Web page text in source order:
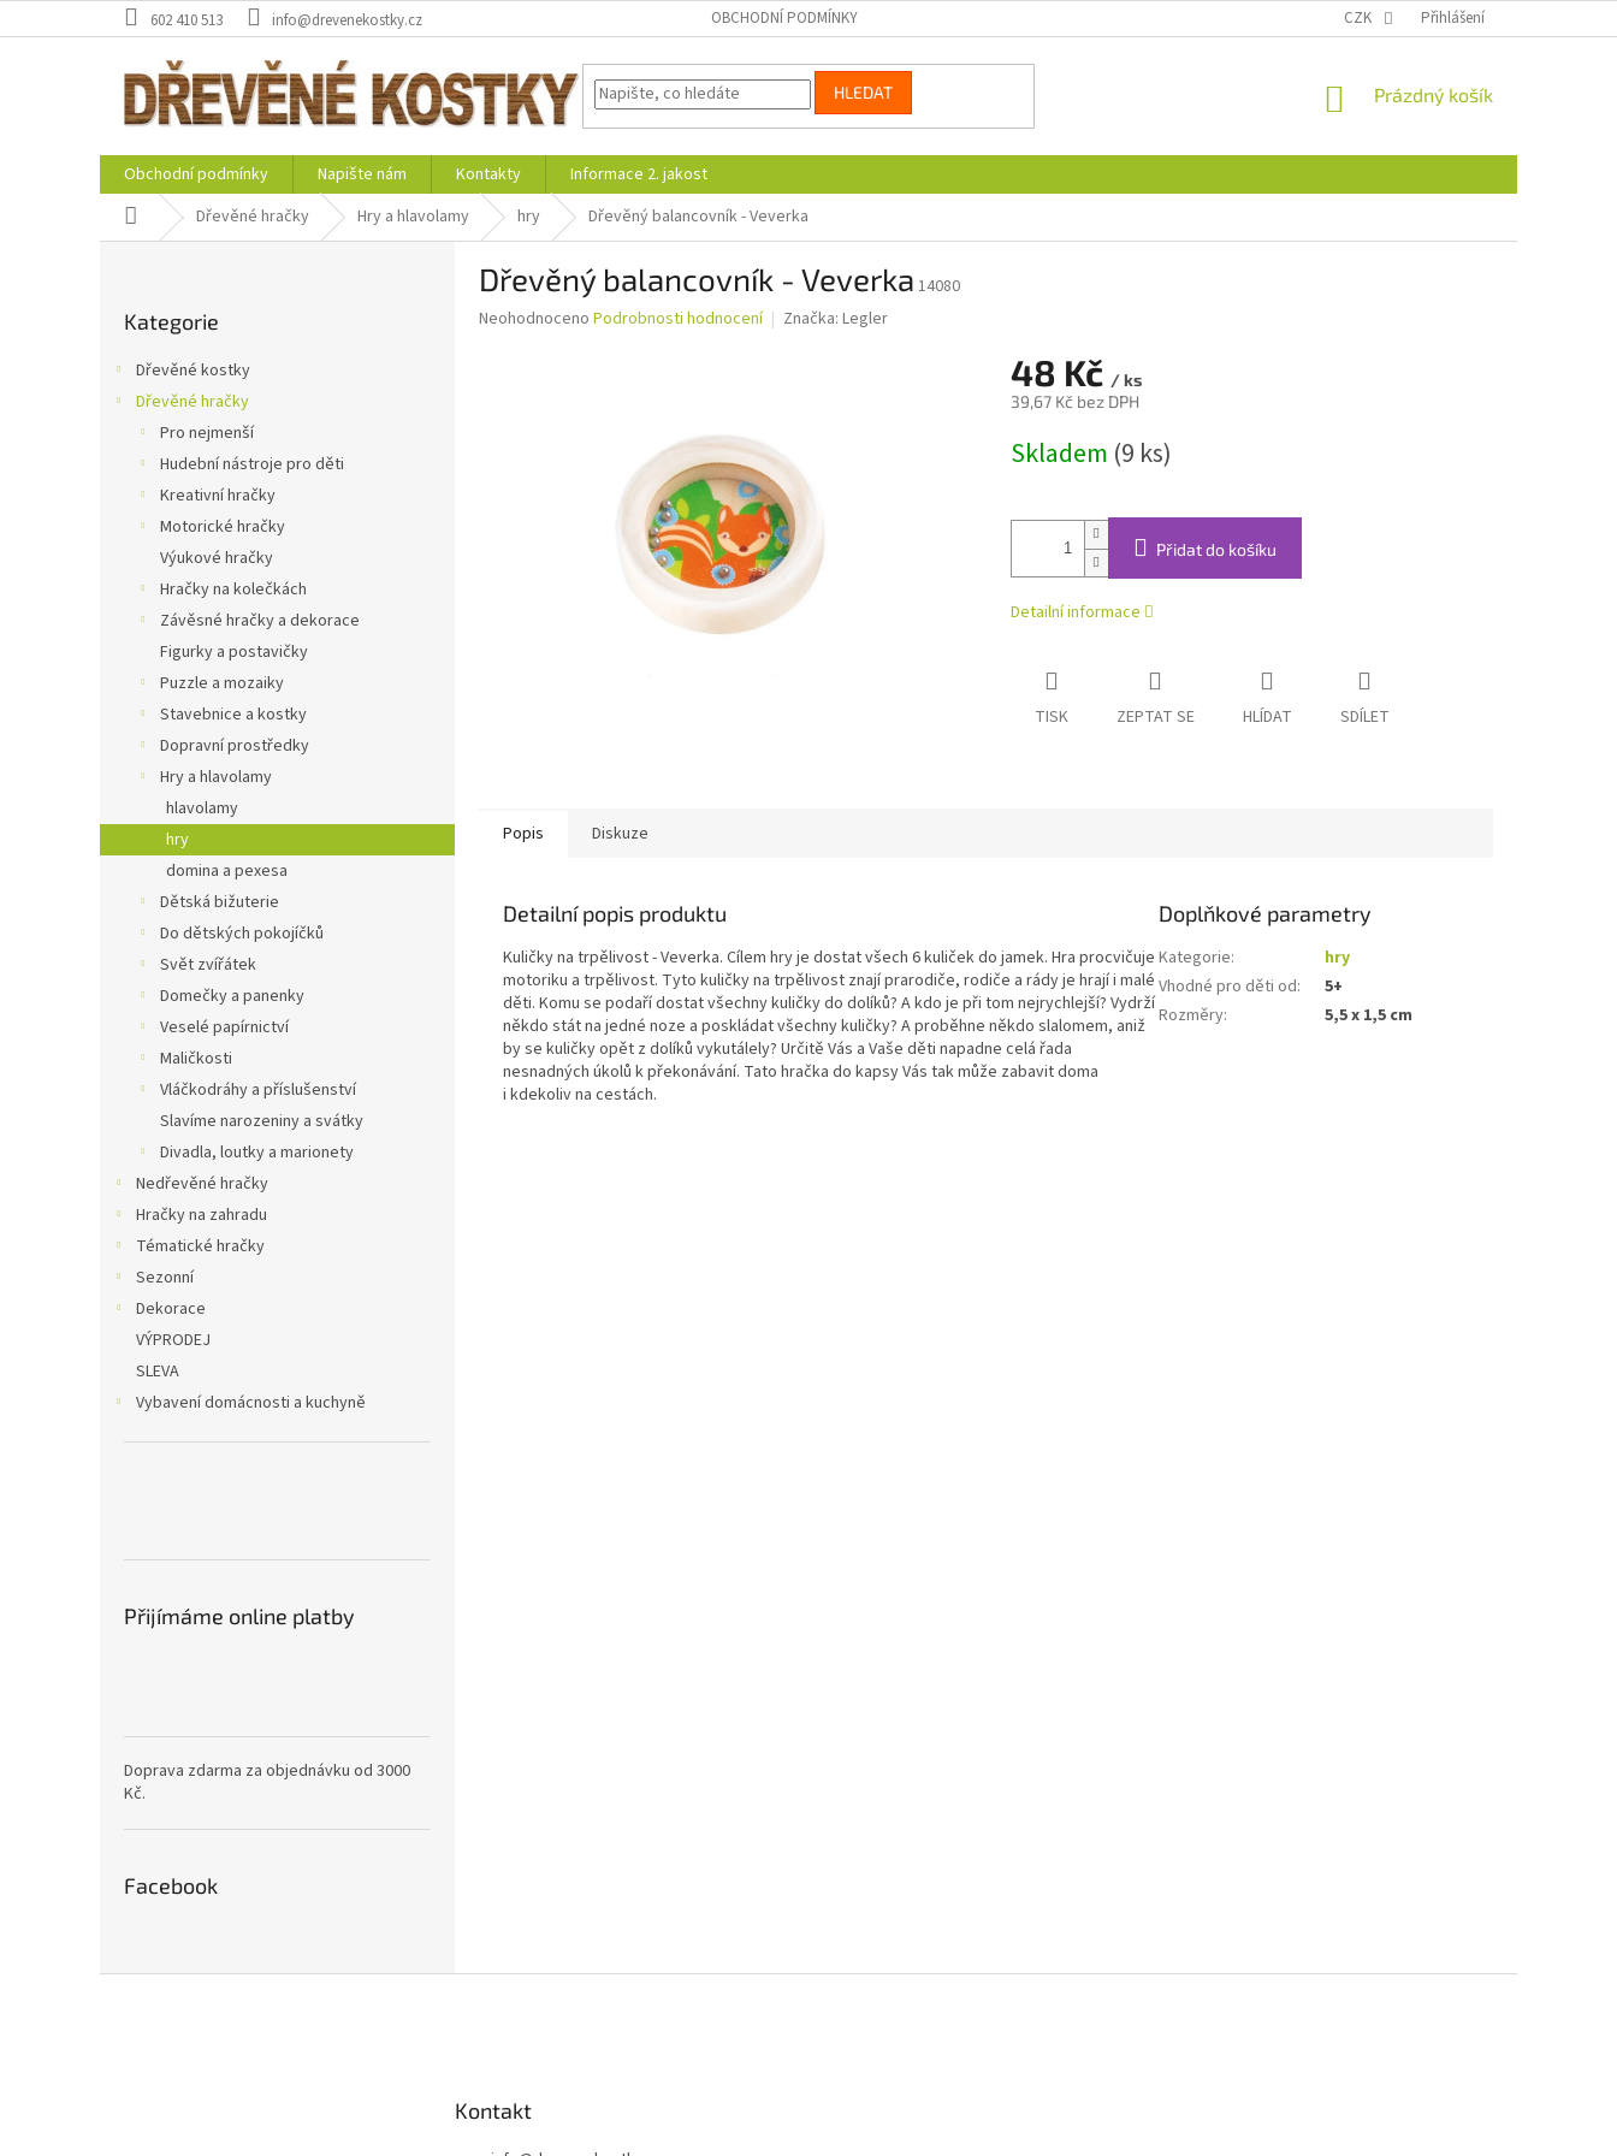
na
602 410 513 info@drevenekostky.cz OBCHODNÍ PODMÍNKY CZK Přihlášení
HLEDAT
NÁKUPNÍ
Prázdný košík
Obchodní podmínky Napište nám Kontakty
Informace 2. jakost
Domů Dřevěné hračky Hry a hlavolamy hry Dřevěný balancovník - Veverka
kategorie
Kategorie
Dřevěné kostky
Dřevěné hračky
Pro nejmenší
Hudební nástroje pro děti
Kreativní hračky
Motorické hračky
Výukové hračky
Hračky na kolečkách
Závěsné hračky a dekorace
Figurky a postavičky
Puzzle a mozaiky
Stavebnice a kostky
Dopravní prostředky
Hry a hlavolamy
hlavolamy
hry
domina a pexesa
Dětská bižuterie
Do dětských pokojíčků
Svět zvířátek
Domečky a panenky
Veselé papírnictví
Maličkosti
Vláčkodráhy a příslušenství
Slavíme narozeniny a svátky
Divadla, loutky a marionety
Nedřevěné hračky
Hračky na zahradu
Tématické hračky
Sezonní
Dekorace
VÝPRODEJ
SLEVA
Vybavení domácnosti a kuchyně
Přijímáme online platby
Doprava zdarma za objednávku od 3000
Kč.
Facebook
Dřevěný balancovník - Veverka 14080
Průměrné
Neohodnoceno Podrobnosti hodnocení Značka: Legler
48 Kč / ks
39,67 Kč bez DPH
cena:
Skladem (9 ks)
Přidat do košíku
Detailní informace
TISK ZEPTAT SE HLÍDAT SDÍLET
Popis Diskuze
Detailní popis produktu
Kuličky na trpělivost - Veverka. Cílem hry je dostat všech 6 kuliček do jamek. Hra procvičuje
motoriku a trpělivost. Tyto kuličky na trpělivost znají prarodiče, rodiče a rády je hrají i malé
děti. Komu se podaří dostat všechny kuličky do dolíků? A kdo je při tom nejrychlejší? Vydrží
někdo stát na jedné noze a poskládat všechny kuličky? A proběhne někdo slalomem, aniž
by se kuličky opět z dolíků vykutálely? Určitě Vás a Vaše děti napadne celá řada
nesnadných úkolů k překonávání. Tato hračka do kapsy Vás tak může zabavit doma
i kdekoliv na cestách.
Doplňkové parametry
Kategorie:
hry
Vhodné pro děti od:
5+
Rozměry: 5,5 x 1,5 cm
Kontakt